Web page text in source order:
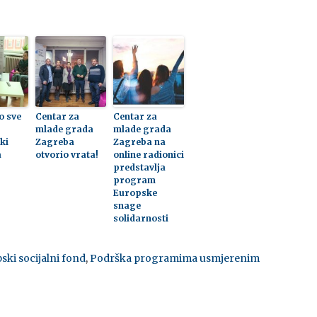
sve
Centar za
mlade grada
Zagreba
otvorio vrata!
Centar za
mlade grada
Zagreba na
online radionici
predstavlja
program
Europske
snage
solidarnosti
socijalni fond,Podrška programima usmjerenim